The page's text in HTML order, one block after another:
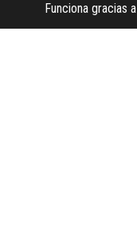
Funciona gracias a